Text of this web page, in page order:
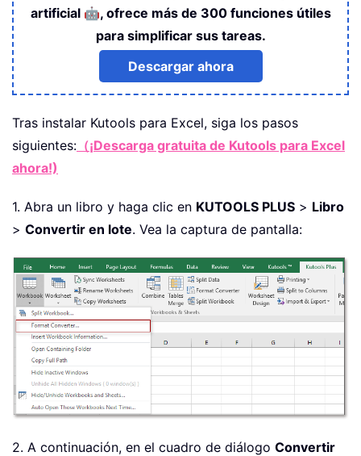
artificial 🤖, ofrece más de 300 funciones útiles
para simplificar sus tareas.
Descargar ahora
Tras instalar Kutools para Excel, siga los pasos
siguientes: （¡Descarga gratuita de Kutools para Excel
ahora!)
1. Abra un libro y haga clic en KUTOOLS PLUS > Libro
> Convertir en lote. Vea la captura de pantalla:
2. A continuación, en el cuadro de diálogo Convertir